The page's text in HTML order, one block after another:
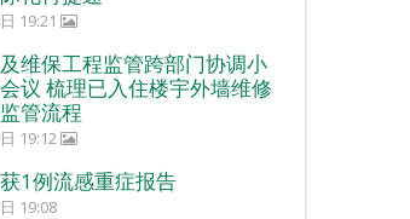
19:21
维保工程监管跨部门协调小
议 梳理已入住楼宇外墙维修
管流程
19:12
1例流感重症报告
19:08